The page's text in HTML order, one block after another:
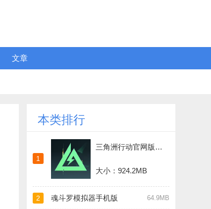
文章
本类排行
1
三角洲行动官网版正版
大小：924.2MB
2 魂斗罗模拟器手机版 64.9MB